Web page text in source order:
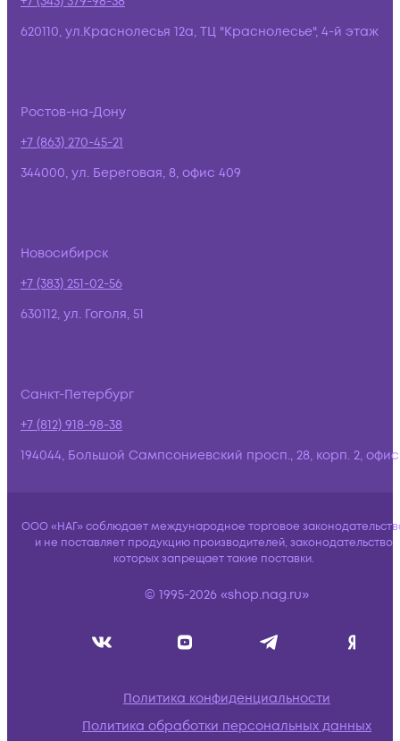
620110, ул.Краснолесья 12а, ТЦ "Краснолесье", 4-й этаж
Ростов-на-Дону
+7 (863) 270-45-21
344000, ул. Береговая, 8, офис 409
Новосибирск
+7 (383) 251-02-56
630112, ул. Гоголя, 51
Санкт-Петербург
+7 (812) 918-98-38
194044, Большой Сампсониевский просп., 28, корп. 2,
ООО «НАГ» соблюдает международное торговое
и не поставляет продукцию производителей, законодательство
которых запрещает такие поставки.
© 1995-2026 «shop.nag.ru»
Политика конфиденциальности
Политика обработки персональных данных